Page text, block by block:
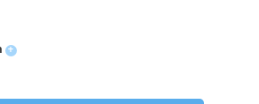
+